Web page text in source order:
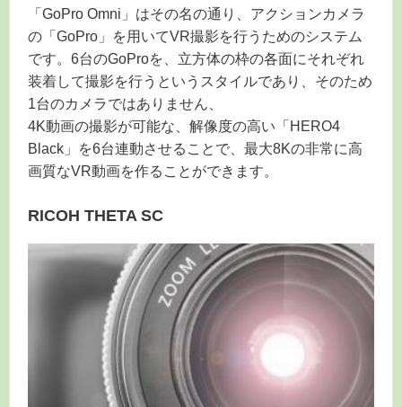
「GoPro Omni」はその名の通り、アクションカメラ
の「GoPro」を用いてVR撮影を行うためのシステム
です。6台のGoProを、立方体の枠の各面にそれぞれ
装着して撮影を行うというスタイルであり、そのため
1台のカメラではありません、
4K動画の撮影が可能な、解像度の高い「HERO4
Black」を6台連動させることで、最大8Kの非常に高
画質なVR動画を作ることができます。
RICOH THETA SC